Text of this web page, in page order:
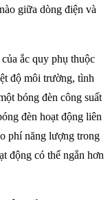
giữa dòng điện và
ắc quy phụ thuộc
độ môi trường, tình
bóng đèn công suất
đèn hoạt động liên
phí năng lượng trong
động có thể ngắn hơn